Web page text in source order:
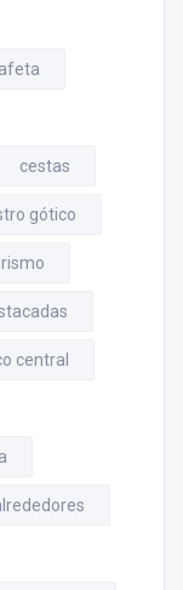
cestas
gótico
central